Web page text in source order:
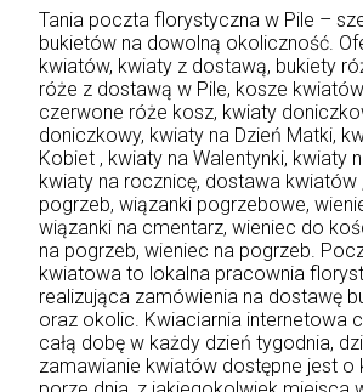
Tania poczta florystyczna w Pile –
bukietów na dowolną okoliczność.
kwiatów, kwiaty z dostawą, bukiety
róże z dostawą w Pile, kosze
czerwone róże kosz, kwiaty
doniczkowy, kwiaty na Dzień Matki,
Kobiet , kwiaty na Walentynki, kwiaty
kwiaty na rocznicę, dostawa kwiatów
pogrzeb, wiązanki pogrzebowe,
wiązanki na cmentarz, wieniec do
na pogrzeb, wieniec na pogrzeb.
kwiatowa to lokalna pracownia
realizująca zamówienia na dostawę
oraz okolic. Kwiaciarnia internetowa
całą dobę w każdy dzień tygodnia,
zamawianie kwiatów dostępne jest o